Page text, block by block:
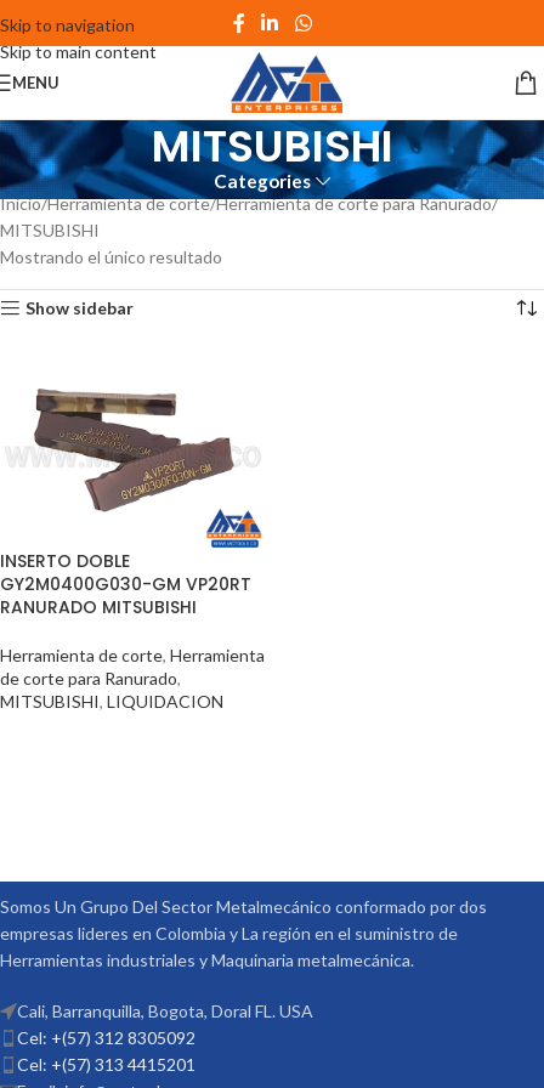
Skip to navigation
Skip to main content
MENU
MITSUBISHI
Categories
Inicio Herramienta de corte Herramienta de corte para Ranurado
MITSUBISHI
Mostrando el único resultado
Show sidebar
INSERTO DOBLE
GY2M0400G030-GM VP20RT
RANURADO MITSUBISHI
Herramienta de corte, Herramienta
de corte para Ranurado,
MITSUBISHI, LIQUIDACION
Somos Un Grupo Del Sector Metalmecánico conformado por dos
empresas lideres en Colombia y La región en el suministro de
Herramientas industriales y Maquinaria metalmecánica.
Cali, Barranquilla, Bogota, Doral FL. USA
Cel: +(57) 312 8305092
Cel: +(57) 313 4415201